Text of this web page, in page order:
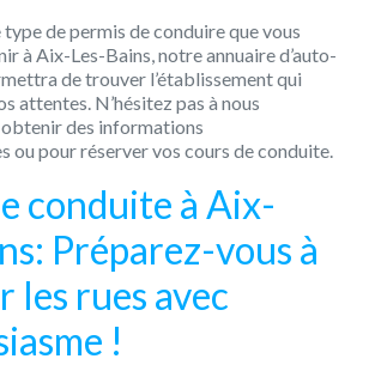
de permis de conduire que vous
à Aix-Les-Bains, notre annuaire d’auto-
de trouver l’établissement qui
attentes. N’hésitez pas à nous
des informations
ou pour réserver vos cours de conduite.
conduite à Aix-
Préparez-vous à
les rues avec
!